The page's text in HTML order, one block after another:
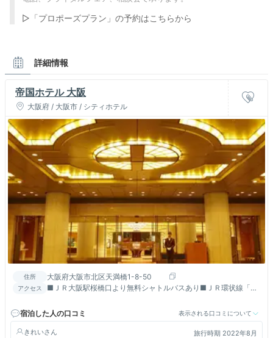
▷「プロポーズプラン」の予約はこちらから
詳細情報
帝国ホテル 大阪
大阪府 / 大阪市 / シティホテル
住所 大阪府大阪市北区天満橋1-8-50
アクセス
■ＪＲ大阪駅桜橋口より無料シャトルバスあり■ＪＲ環状線「桜
宿泊した人の口コミ
表示される口コミについて
きれい 旅行時期 2022年8月